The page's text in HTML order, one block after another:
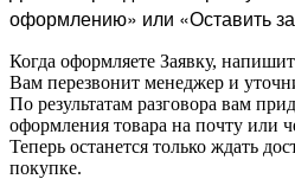
оформлению» или «Оставить
Когда оформляете Заявку,
Вам перезвонит менеджер и
По результатам разговора вам
оформления товара на почту или
Теперь останется только ждать
покупке.